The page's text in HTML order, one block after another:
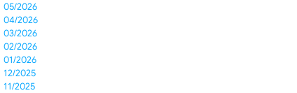
05/2026
04/2026
03/2026
02/2026
01/2026
12/2025
11/2025